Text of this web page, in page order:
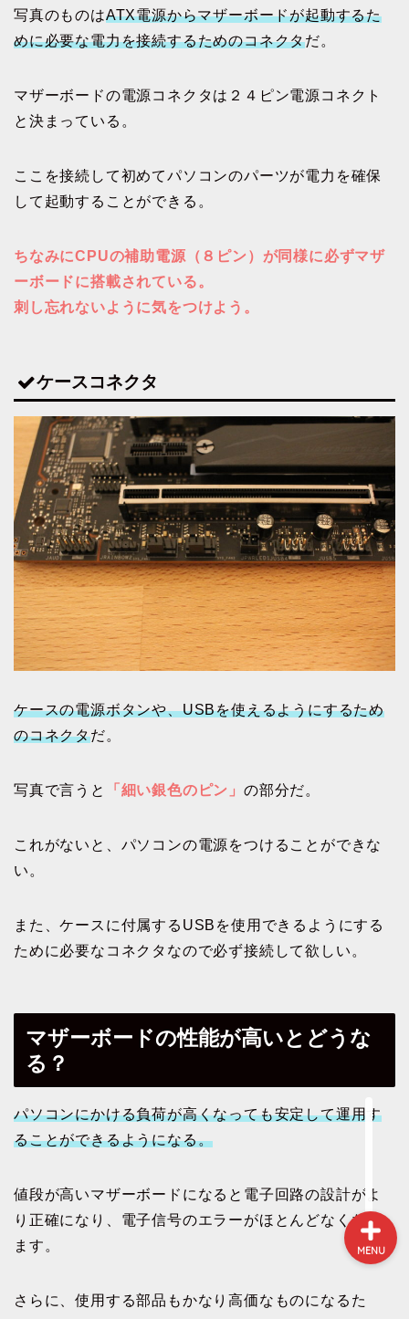
写真のものはATX電源からマザーボードが起動するた
めに必要な電力を接続するためのコネクタだ。
マザーボードの電源コネクタは２４ピン電源コネクト
と決まっている。
ここを接続して初めてパソコンのパーツが電力を確保
して起動することができる。
ちなみにCPUの補助電源（８ピン）が同様に必ずマザ
ーボードに搭載されている。
刺し忘れないように気をつけよう。
ケースコネクタ
ケースの電源ボタンや、USBを使えるようにするため
のコネクタだ。
写真で言うと 「細い銀色のピン」の部分だ。
これがないと、パソコンの電源をつけることができな
い。
また、ケースに付属するUSBを使用できるようにする
ために必要なコネクタなので必ず接続して欲しい。
マザーボードの性能が高いとどうな
る？
パソコンにかける負荷が高くなっても安定して運用す
ることができるようになる。
値段が高いマザーボードになると電子回路の設計がよ
り正確になり、電子信号のエラーがほとんどなくなり
ます。
さらに、使用する部品もかなり高価なものになるた
MENU
ガジェット&小物